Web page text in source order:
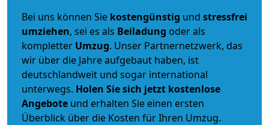
Bei uns können Sie kostengünstig und stressfrei
umziehen, sei es als Beiladung oder als
kompletter Umzug. Unser Partnernetzwerk, das
wir über die Jahre aufgebaut haben, ist
deutschlandweit und sogar international
unterwegs. Holen Sie sich jetzt kostenlose
Angebote und erhalten Sie einen ersten
Überblick über die Kosten für Ihren Umzug.